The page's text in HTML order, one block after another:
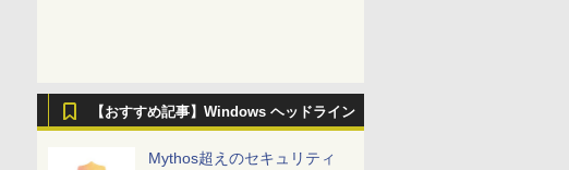
【おすすめ記事】Windows ヘッドライン
Mythos超えのセキュリティ